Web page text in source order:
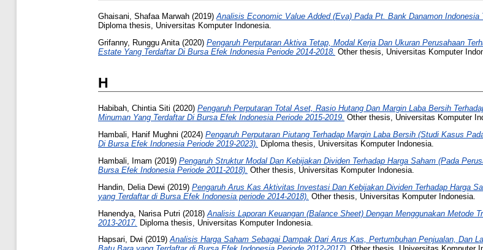
Ghaisani, Shafaa Marwah (2019)Analisis Economic Value Added (Eva) Pada Pt. Bank Danamon
Diploma thesis, Universitas Komputer Indonesia.
Grifanny, Runggu Anita(2020) Pengaruh Perputaran Aktiva Tetap, Modal Kerja Dan Ukuran Perusahaan
Estate Yang Terdaftar Di Bursa Efek Indonesia Periode 2014-2018. Other thesis, Universitas Komputer
H
Habibah, Chintia Siti (2020) Pengaruh Perputaran Total Aset, Rasio Hutang Dan Margin Laba Bersih
Minuman Yang Terdaftar Di Bursa Efek Indonesia Periode 2015-2019. Other thesis, Universitas Komputer
Hambali, Hanif Mughni (2024) Pengaruh Perputaran Piutang Terhadap Margin Laba Bersih (Studi Kasus
Di Bursa Efek Indonesia Periode 2019-2023). Diploma thesis, Universitas Komputer Indonesia.
Hambali, Imam (2019) Pengaruh Struktur Modal Dan Kebijakan Dividen Terhadap Harga Saham (Pada
Bursa Efek Indonesia Periode 2011-2018). Other thesis, Universitas Komputer Indonesia.
Handin, Delia Dewi (2019) Pengaruh Arus Kas Aktivitas Investasi Dan Kebijakan Dividen Terhadap Harga
yang Terdaftar di Bursa Efek Indonesia periode 2014-2018). Other thesis, Universitas Komputer Indonesia.
Hanendya, Narisa Putri (2018) Analisis Laporan Keuangan (Balance Sheet) Dengan Menggunakan Metode
2013-2017. Diploma thesis, Universitas Komputer Indonesia.
Hapsari, Dwi (2019)Analisis Harga Saham Sebagai Dampak Dari Arus Kas, Pertumbuhan Penjualan, Dan